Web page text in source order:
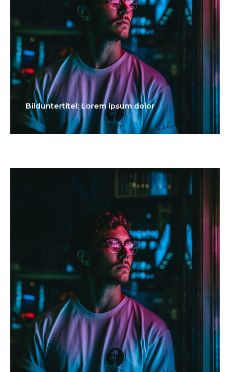
Bilduntertitel: Lorem ipsum dolor